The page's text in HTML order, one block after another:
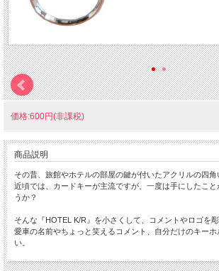
価格:600円(非課税)
商品説明
その昔、旅館やホテルの部屋の鍵が付いたアクリルの四
近頃では、カードキーが主流ですが、一度は手にしたこと
うか？
そんな『HOTEL K/R』を小さくして、コメントやロゴを彫
愛車の名前やちょっと笑えるコメント、自分だけのキー
い。
ちょっと小さな 『Mini HOTEL K/R』 です。